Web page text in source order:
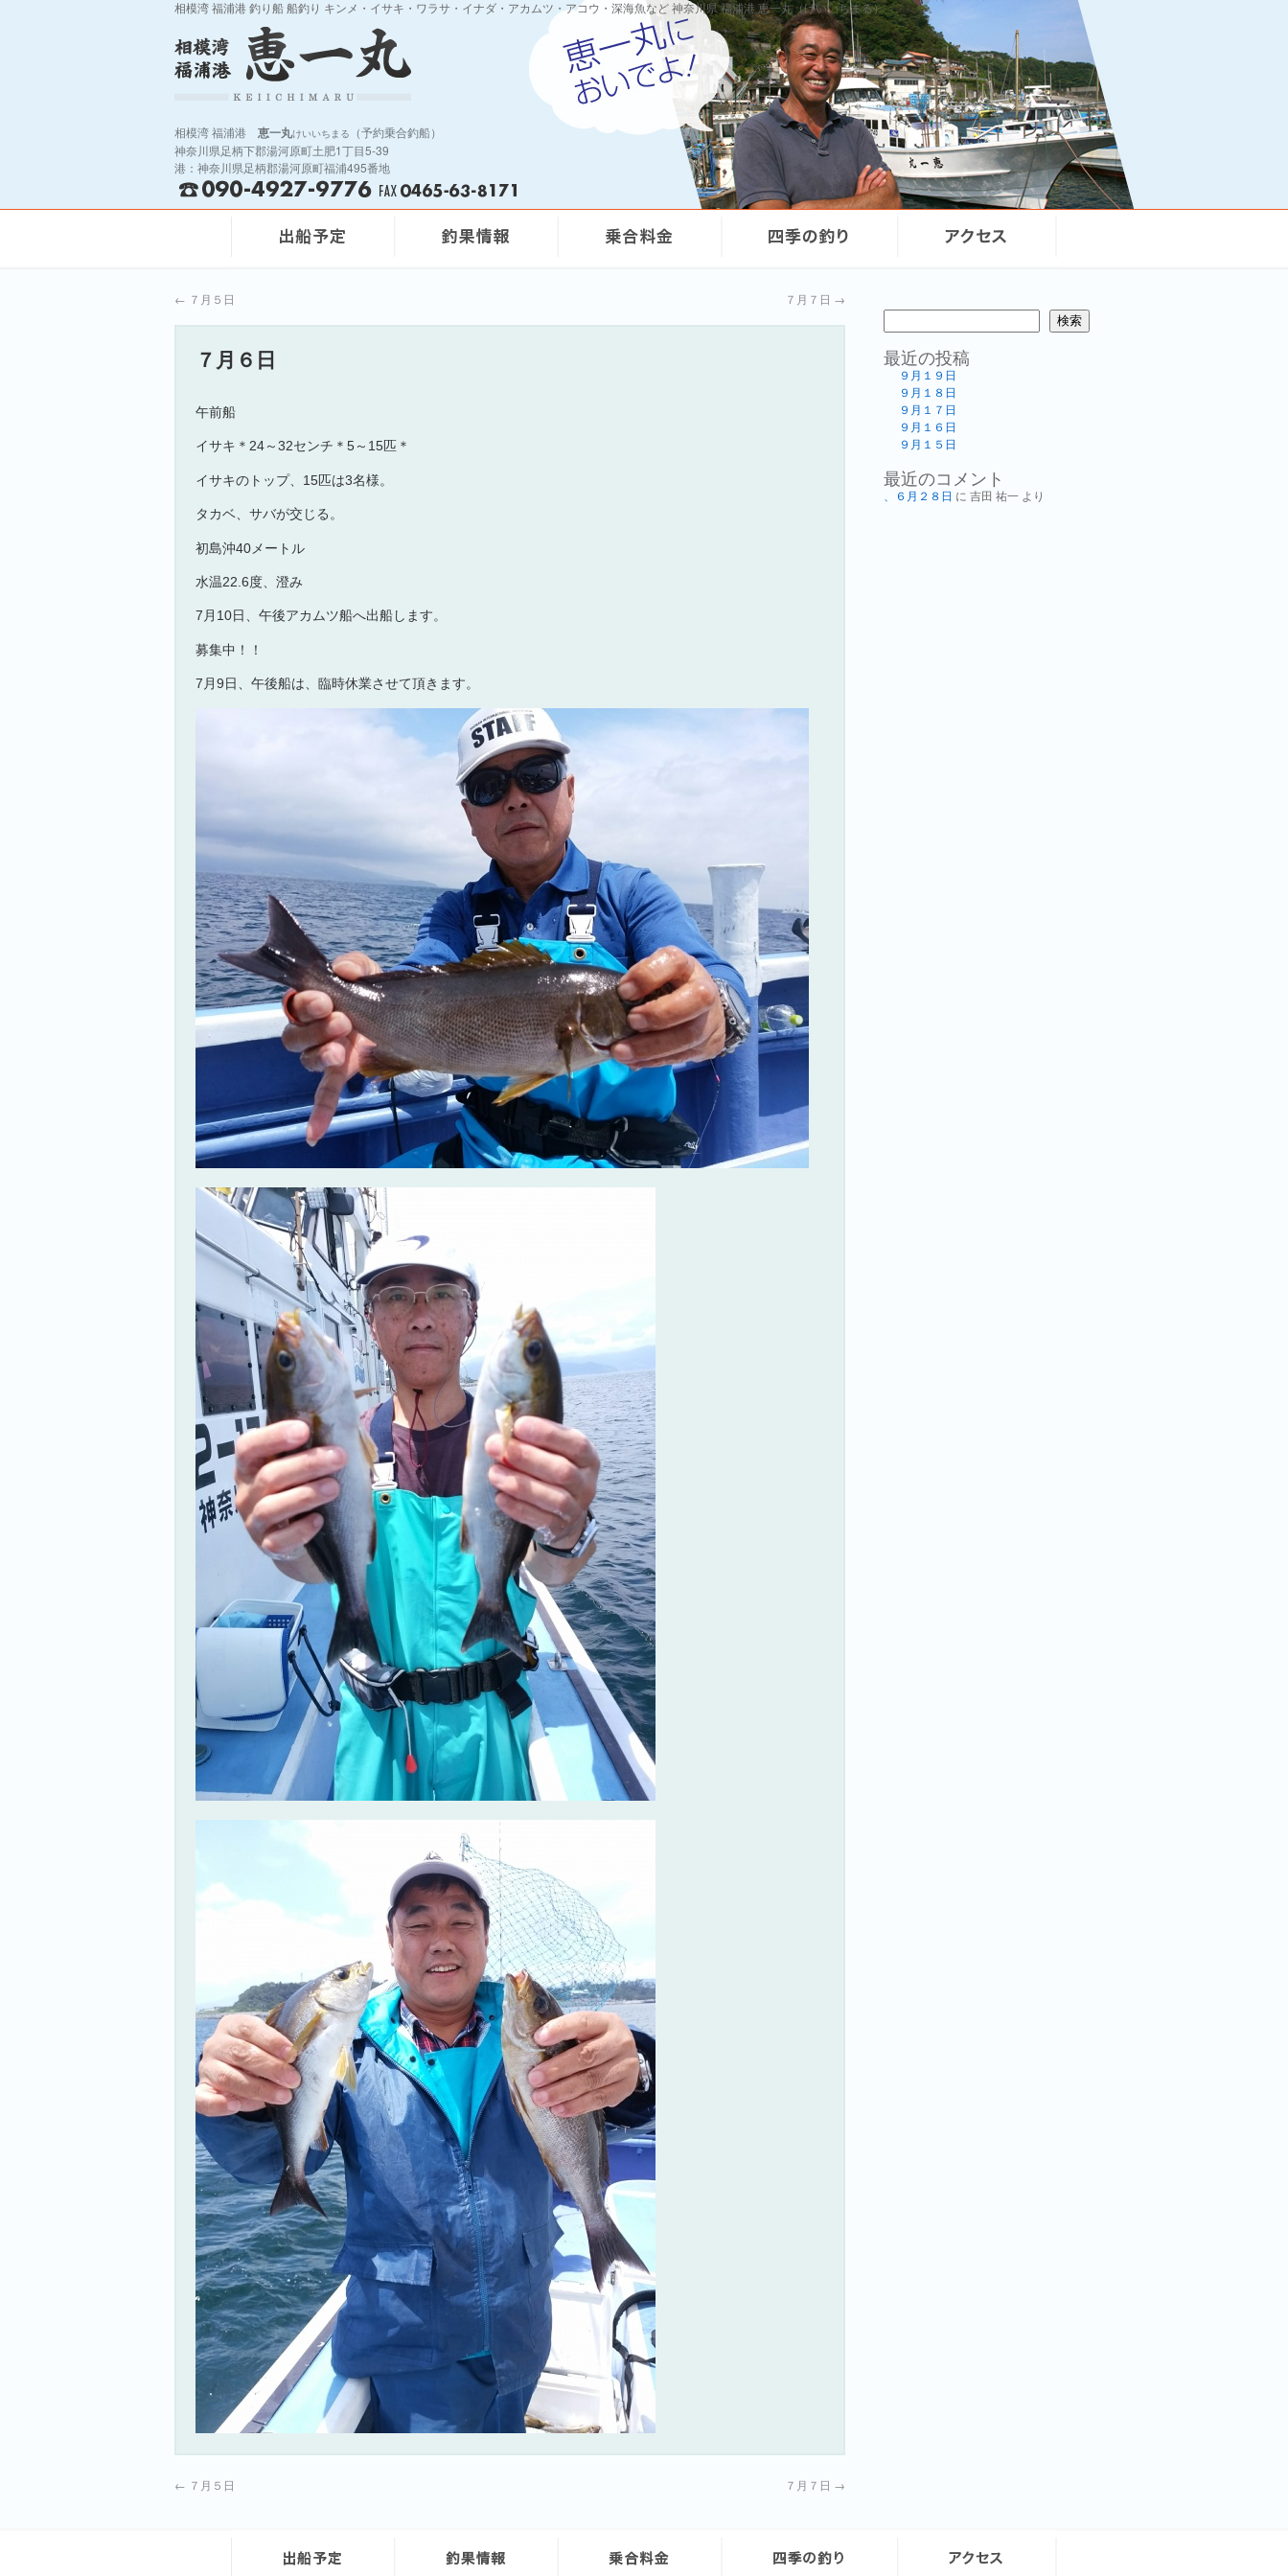
相模湾 福浦港 釣り船 船釣り キンメ・イサキ・ワラサ・イナダ・アカムツ・アコウ・深海魚など 神奈川県 福浦港 恵一丸（けいいちまる）
相模湾 福浦港 恵一丸けいいちまる
（予約乗合釣船）
神奈川県足柄下郡湯河原町土肥1丁目5-39
港：神奈川県足柄郡湯河原町福浦495番地
← ７月５日 ７月７日 →
７月６日
午前船
イサキ＊24～32センチ＊5～15匹＊
イサキのトップ、15匹は3名様。
タカベ、サバが交じる。
初島沖40メートル
水温22.6度、澄み
7月10日、午後アカムツ船へ出船します。
募集中！！
7月9日、午後船は、臨時休業させて頂きます。
← ７月５日 ７月７日 →
検索
最近の投稿
９月１９日
９月１８日
９月１７日
９月１６日
９月１５日
最近のコメント
、６月２８日 に 吉田 祐一 より